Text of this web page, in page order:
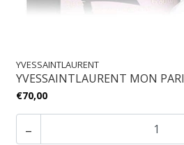
YVESSAINTLAURENT
YVESSAINTLAURENT MON
€70,00
-